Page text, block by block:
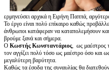
ερμηνεύσει αρχικά η Ειρήνη Παππά,
Το έργο είναι πολύ επίκαιρο καθώς
άνθρωποι κατάφεραν να καταπολεμήσουν
βρούμε ξανά και σήμερα.
Ο Κωστής Κωνσταντάριος, ως μαέστρος
τον αγγίζει πολύ τόσο ως μαέστρο όσο και
μεγαλύτερη βαρύτητα.
Καθώς τα έσοδα της συναυλίας θα